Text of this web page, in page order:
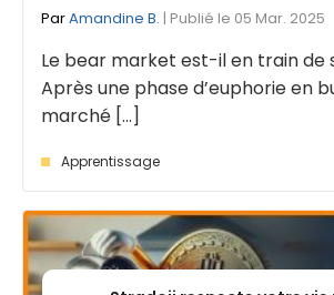
ParAmandine B. | Publié le 05 Mar. 2025
Le bear market est-il en train de
Après une phase d’euphorie en
marché [...]
Apprentissage